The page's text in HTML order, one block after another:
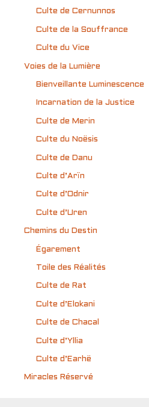
Culte de Cernunnos
Culte de la Souffrance
Culte du Vice
Voies de la Lumière
Bienveillante Luminescence
Incarnation de la Justice
Culte de Merin
Culte du Noësis
Culte de Danu
Culte d’Arïn
Culte d’Odnir
Culte d’Uren
Chemins du Destin
Égarement
Toile des Réalités
Culte de Rat
Culte d’Elokani
Culte de Chacal
Culte d’Yllia
Culte d’Earhë
Miracles Réservé